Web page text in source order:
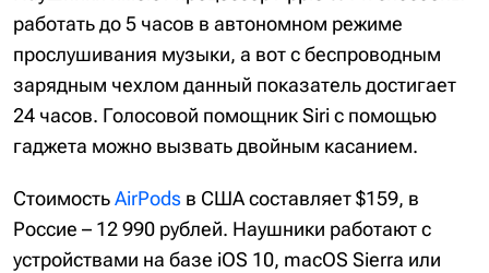
работать до 5 часов в автономном режиме
прослушивания музыки, а вот с беспроводным
зарядным чехлом данный показатель достигает
24 часов. Голосовой помощник Siri с помощью
гаджета можно вызвать двойным касанием.
СтоимостьAirPods в США составляет $159, в
Россие – 12 990 рублей. Наушники работают с
устройствами на базе iOS 10, macOS Sierra или